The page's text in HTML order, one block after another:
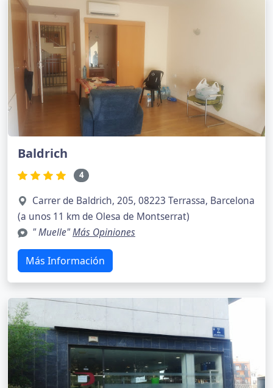
Baldrich
4
Carrer de Baldrich, 205, 08223 Terrassa, Barcelona
(a unos 11 km de Olesa de Montserrat)
" Muelle"Más Opiniones
Más Información